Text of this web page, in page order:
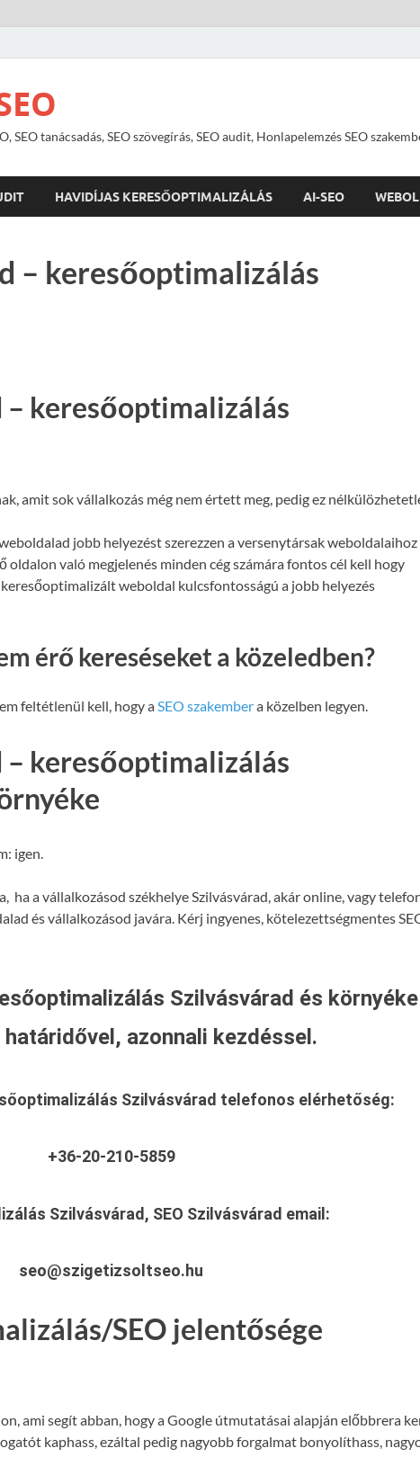
SEO tanácsadás, SEO szövegírás, SEO audit, Honlapelemzés SEO
HAVIDÍJAS KERESŐOPTIMALIZÁLÁS AI-SEO
– keresőoptimalizálás
– keresőoptimalizálás
amit sok vállalkozás még nem értett meg, pedig ez
jobb helyezést szerezzen a versenytársak weboldalaihoz
oldalon való megjelenés minden cég számára fontos cél kell hogy
weboldal kulcsfontosságú a jobb helyezés
érő kereséseket a közeledben?
feltétlenül kell, hogy aSEO szakembera közelben legyen.
– keresőoptimalizálás
igen.
ha a vállalkozásod székhelye Szilvásvárad, akár online, vagy
és vállalkozásod javára. Kérj ingyenes, kötelezettségmentes
Szilvásvárad és
határidővel, azonnali kezdéssel.
Szilvásvárad telefonos elérhetőség:
+36-20-210-5859
Szilvásvárad, SEO Szilvásvárad email:
seo@szigetizsoltseo.hu
SEO jelentősége
ami segít abban, hogy a Google útmutatásai alapján előbbrera
kaphass, ezáltal pedig nagyobb forgalmat bonyolíthass,